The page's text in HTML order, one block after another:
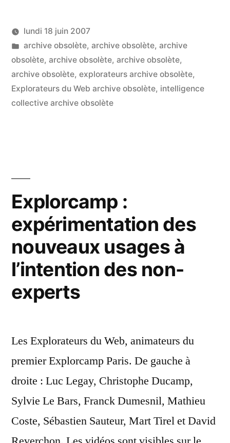
Web
:
le
formation
adapté
aux
outils
Web
Publié
par
LucL
lundi 18 juin 2007
Publié
dans
archive obsolète, archive obsolète, archive
obsolète, archive obsolète, archive obsolète,
archive obsolète, explorateurs archive obsolète,
Explorateurs du Web archive obsolète, intelligence
collective archive obsolète
Explorcamp :
expérimentation des
nouveaux usages à
l’intention des non-
experts
Les Explorateurs du Web, animateurs du
premier Explorcamp Paris. De gauche à
droite : Luc Legay, Christophe Ducamp,
Sylvie Le Bars, Franck Dumesnil, Mathieu
Coste, Sébastien Sauteur, Mart Tirel et David